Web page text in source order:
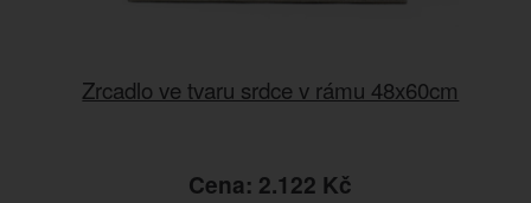
Zrcadlo ve tvaru srdce v rámu 48x60cm
Cena: 2.122 Kč